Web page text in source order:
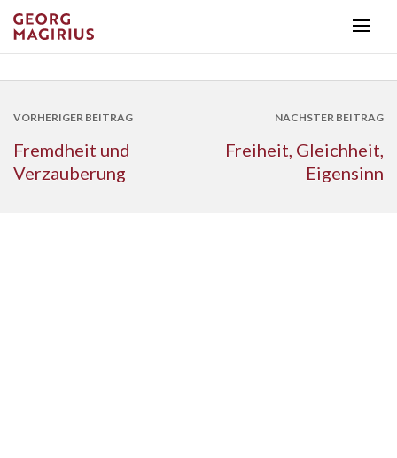
VORHERIGER BEITRAG
Fremdheit und
Verzauberung
NÄCHSTER BEITRAG
Freiheit, Gleichheit,
Eigensinn